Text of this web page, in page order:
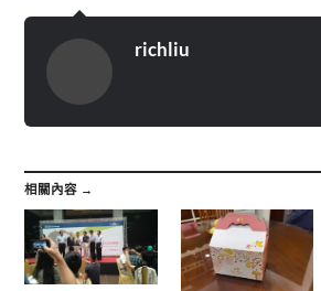
richliu
相關內容 →